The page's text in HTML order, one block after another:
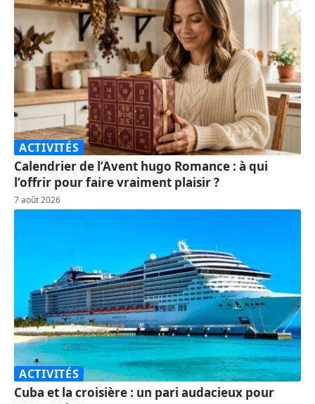
ACTIVITÉS
Calendrier de l’Avent hugo Romance : à qui
l’offrir pour faire vraiment plaisir ?
7 août 2026
ACTIVITÉS
Cuba et la croisière : un pari audacieux pour